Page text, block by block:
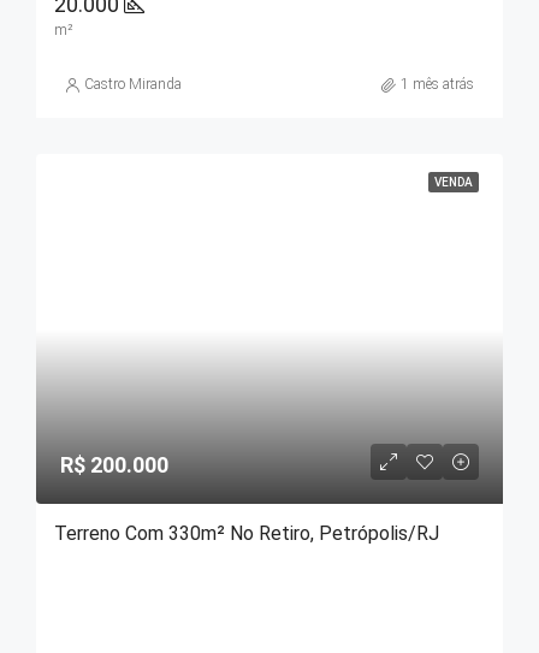
m²
Castro Miranda 1 mês atrás
VENDA
R$ 200.000
Terreno Com 330m² No Retiro, Petrópolis/RJ